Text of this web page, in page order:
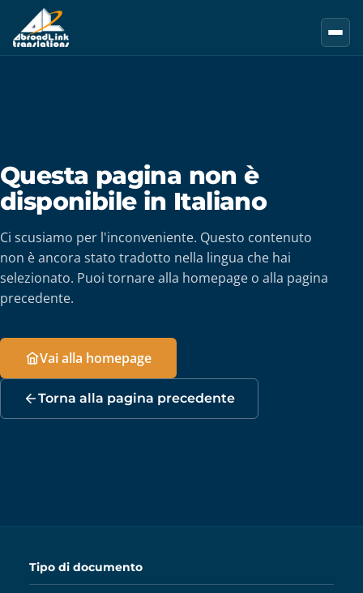
Vai al contenuto principale
Questa pagina non è
disponibile in Italiano
Ci scusiamo per l'inconveniente. Questo contenuto
non è ancora stato tradotto nella lingua che hai
selezionato. Puoi tornare alla homepage o alla pagina
precedente.
Vai alla homepage
Torna alla pagina precedente
Tipo di documento